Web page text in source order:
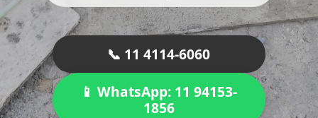
📞 11 4114-6060
📱 WhatsApp: 11 94153-
1856